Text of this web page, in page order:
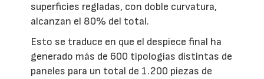
superficies regladas, con doble curvatura,
alcanzan el 80% del total.
Esto se traduce en que el despiece final ha
generado más de 600 tipologías distintas de
paneles para un total de 1.200 piezas de